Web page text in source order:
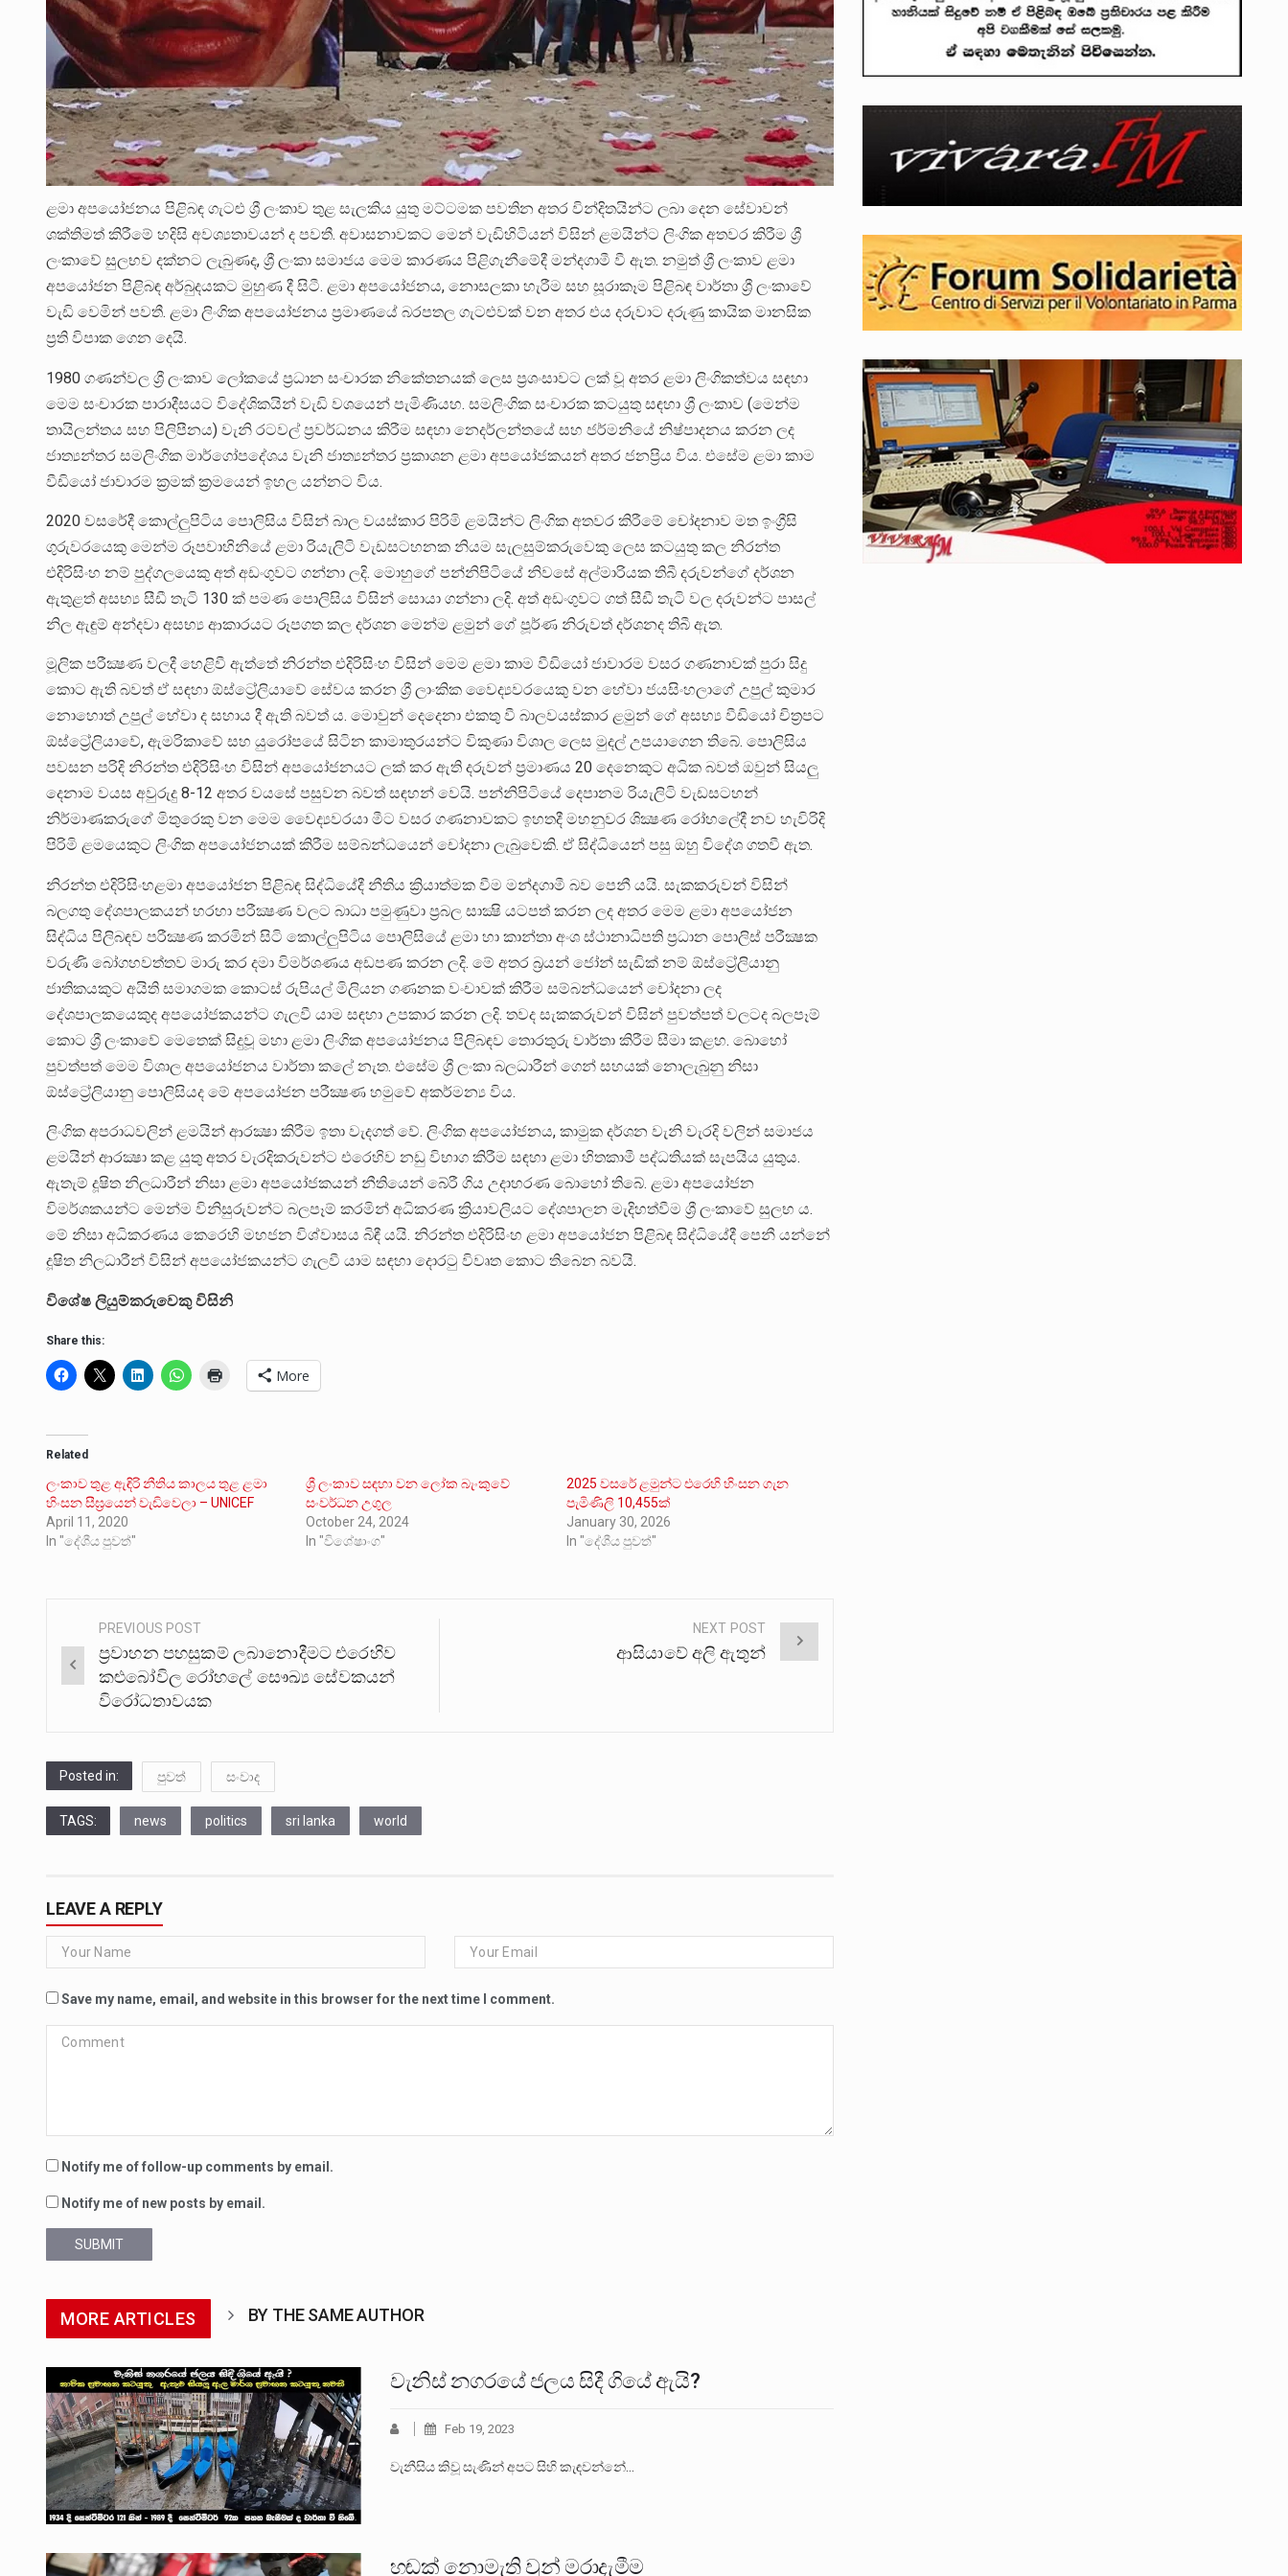
ළමා අපයෝජනය පිළිබඳ ගැටළු ශ්‍රී ලංකාව තුළ සැලකිය යුතු මට්ටමක පවතින අතර වින්දිතයින්ට ලබා දෙන සේවාවන්
ශක්තිමත් කිරීමේ හදිසි අවශ්‍යතාවයන් ද පවතී. අවාසනාවකට මෙන් වැඩිහිටියන් විසින් ළමයින්ට ලිංගික අතවර කිරීම ශ්‍රී
ලංකාවේ සුලභව දක්නට ලැබුණද, ශ්‍රී ලංකා සමාජය මෙම කාරණය පිළිගැනීමේදී මන්දගාමී වී ඇත. නමුත් ශ්‍රී ලංකාව ළමා
අපයෝජන පිළිබඳ අර්බුදයකට මුහුණ දී සිටී. ළමා අපයෝජනය, නොසලකා හැරීම සහ සූරාකෑම පිළිබඳ වාර්තා ශ්‍රී ලංකාවේ
වැඩි වෙමින් පවතී. ළමා ලිංගික අපයෝජනය ප්‍රමාණයේ බරපතල ගැටළුවක් වන අතර එය දරුවාට දරුණු කායික මානසික
ප්‍රති විපාක ගෙන දෙයි.
1980 ගණන්වල ශ්‍රී ලංකාව ලෝකයේ ප්‍රධාන සංචාරක නිකේතනයක් ලෙස ප්‍රශංසාවට ලක් වූ අතර ළමා ලිංගිකත්වය සඳහා
මෙම සංචාරක පාරාදීසයට විදේශිකයින් වැඩි වශයෙන් පැමිණියහ. සමලිංගික සංචාරක කටයුතු සඳහා ශ්‍රී ලංකාව (මෙන්ම
තායිලන්තය සහ පිලිපීනය) වැනි රටවල් ප්‍රවර්ධනය කිරීම සඳහා නෙදර්ලන්තයේ සහ ජර්මනියේ නිෂ්පාදනය කරන ලද
ජාත්‍යන්තර සමලිංගික මාර්ගෝපදේශය වැනි ජාත්‍යන්තර ප්‍රකාශන ළමා අපයෝජකයන් අතර ජනප්‍රිය විය. එසේම ළමා කාම
වීඩියෝ ජාවාරම ක්‍රමක් ක්‍රමයෙන් ඉහල යන්නට විය.
2020 වසරේදී කොල්ලුපිටිය පොලිසිය විසින් බාල වයස්කාර පිරිමි ළමයින්ට ලිංගික අතවර කිරීමේ චෝදනාව මත ඉංග්‍රීසි
ගුරුවරයෙකු මෙන්ම රූපවාහිනියේ ළමා රියැලිටි වැඩසටහනක නියම සැලසුම්කරුවෙකු ලෙස කටයුතු කල නිරන්ත
එදිරිසිංහ නම් පුද්ගලයෙකු අත් අඩංගුවට ගන්නා ලදි. මොහුගේ පන්නිපිටියේ නිවසේ අල්මාරියක තිබී දරුවන්ගේ දර්ශන
ඇතුළත් අසභ්‍ය සීඩී තැටි 130 ක් පමණ පොලිසිය විසින් සොයා ගන්නා ලදි. අත් අඩංගුවට ගත් සීඩී තැටි වල දරුවන්ට පාසල්
නිල ඇඳුම් අන්දවා අසභ්‍ය ආකාරයට රූපගත කල දර්ශන මෙන්ම ළමුන් ගේ පූර්ණ නිරුවත් දර්ශනද තිබී ඇත.
මූලික පරීක්‍ෂණ වලදී හෙළිවී ඇත්තේ නිරන්ත එදිරිසිංහ විසින් මෙම ළමා කාම වීඩියෝ ජාවාරම වසර ගණනාවක් පුරා සිදු
කොට ඇති බවත් ඒ සඳහා ඕස්ට්‍රේලියාවේ සේවය කරන ශ්‍රී ලාංකික වෛද්‍යවරයෙකු වන හේවා ජයසිංහලාගේ උපුල් කුමාර
නොහොත් උපුල් හේවා ද සහාය දී ඇති බවත් ය. මොවුන් දෙදෙනා එකතු වී බාලවයස්කාර ළමුන් ගේ අසභ්‍ය වීඩියෝ චිත්‍රපට
ඕස්ට්‍රේලියාවේ, ඇමරිකාවේ සහ යුරෝපයේ සිටින කාමාතුරයන්ට විකුණා විශාල ලෙස මුදල් උපයාගෙන තිබේ. පොලිසිය
පවසන පරිදි නිරන්ත එදිරිසිංහ විසින් අපයෝජනයට ලක් කර ඇති දරුවන් ප්‍රමාණය 20 දෙනෙකුට අධික බවත් ඔවුන් සියලු
දෙනාම වයස අවුරුදු 8-12 අතර වයසේ පසුවන බවත් සඳහන් වෙයි. පන්නිපිටියේ දෙපානම රියැලිටි වැඩසටහන්
නිර්මාණකරුගේ මිතුරෙකු වන මෙම වෛද්‍යවරයා මීට වසර ගණනාවකට ඉහතදී මහනුවර ශික්‍ෂණ රෝහලේදී නව හැවිරිදි
පිරිමි ළමයෙකුට ලිංගික අපයෝජනයක් කිරීම සම්බන්ධයෙන් චෝදනා ලැබුවෙකි. ඒ සිද්ධියෙන් පසු ඔහු විදේශ ගතවී ඇත.
නිරන්ත එදිරිසිංහළමා අපයෝජන පිළිබඳ සිද්ධියේදී නීතිය ක්‍රියාත්මක වීම මන්දගාමී බව පෙනී යයි. සැකකරුවන් විසින්
බලගතු දේශපාලකයන් හරහා පරීක්‍ෂණ වලට බාධා පමුණුවා ප්‍රබල සාක්‍ෂි යටපත් කරන ලද අතර මෙම ළමා අපයෝජන
සිද්ධිය පිලිබඳව පරීක්‍ෂණ කරමින් සිටි කොල්ලුපිටිය පොලිසියේ ළමා හා කාන්තා අංශ ස්ථානාධිපති ප්‍රධාන පොලිස් පරීක්‍ෂක
වරුණි බෝගහවත්තව මාරු කර දමා විමර්ශණය අඩපණ කරන ලදි. මේ අතර බ්‍රයන් ජෝන් සැඩික් නම් ඕස්ට්‍රේලියානු
ජාතිකයකුට අයිති සමාගමක කොටස් රුපියල් මිලියන ගණනක වංචාවක් කිරීම සම්බන්ධයෙන් චෝදනා ලද
දේශපාලකයෙකුද අපයෝජකයන්ට ගැලවී යාම සඳහා උපකාර කරන ලදි. තවද සැකකරුවන් විසින් පුවත්පත් වලටද බලපෑම්
කොට ශ්‍රී ලංකාවේ මෙතෙක් සිදුවූ මහා ළමා ලිංගික අපයෝජනය පිලිබඳව තොරතුරු වාර්තා කිරීම සීමා කළහ. බොහෝ
පුවත්පත් මෙම විශාල අපයෝජනය වාර්තා කලේ නැත. එසේම ශ්‍රී ලංකා බලධාරීන් ගෙන් සහයක් නොලැබුනු නිසා
ඕස්ට්‍රේලියානු පොලිසියද මේ අපයෝජන පරීක්‍ෂණ හමුවේ අකර්මන්‍ය විය.
ලිංගික අපරාධවලින් ළමයින් ආරක්‍ෂා කිරීම ඉතා වැදගත් වේ. ලිංගික අපයෝජනය, කාමුක දර්ශන වැනි වැරදි වලින් සමාජය
ළමයින් ආරක්‍ෂා කළ යුතු අතර වැරදිකරුවන්ට එරෙහිව නඩු විභාග කිරීම සඳහා ළමා හිතකාමී පද්ධතියක් සැපයිය යුතුය.
ඇතැම් දූෂිත නිලධාරීන් නිසා ළමා අපයෝජකයන් නීතියෙන් බේරී ගිය උදාහරණ බොහෝ තිබේ. ළමා අපයෝජන
විමර්ශකයන්ට මෙන්ම විනිසුරුවන්ට බලපෑම් කරමින් අධිකරණ ක්‍රියාවලියට දේශපාලන මැදිහත්වීම ශ්‍රී ලංකාවේ සුලභ ය.
මේ නිසා අධිකරණය කෙරෙහි මහජන විශ්වාසය බිඳී යයි. නිරන්ත එදිරිසිංහ ළමා අපයෝජන පිළිබඳ සිද්ධියේදී පෙනී යන්නේ
දූෂිත නිලධාරීන් විසින් අපයෝජකයන්ට ගැලවී යාම සඳහා දොරටු විවෘත කොට තිබෙන බවයි.
විශේෂ ලියුම්කරුවෙකු විසිනි
Share this:
More
Related
ලංකාව තුළ ඇඳිරි නීතිය කාලය තුළ ළමා
හිංසන සීඝ්‍රයෙන් වැඩිවෙලා – UNICEF
April 11, 2020
In "දේශීය පුවත්"
ශ්‍රී ලංකාව සඳහා වන ලෝක බැංකුවේ
සංවර්ධන උගුල
October 24, 2024
In "විශේෂාංග"
2025 වසරේ ළමුන්ට එරෙහි හිංසන ගැන
පැමිණිලි 10,455ක්
January 30, 2026
In "දේශීය පුවත්"
Post
navigation
PREVIOUS POST
ප්‍රවාහන පහසුකම් ලබානොදීමට එරෙහිව
කළුබෝවිල රෝහලේ සෞඛ්‍ය සේවකයන්
විරෝධතාවයක
NEXT POST
ආසියාවේ අලි ඇතුන්
Posted in: පුවත් සංවාද
TAGS: news politics sri lanka world
LEAVE A REPLY
Save my name, email, and website in this browser for the next time I comment.
Notify me of follow-up comments by email.
Notify me of new posts by email.
SUBMIT
MORE ARTICLES BY THE SAME AUTHOR
වැනිස් නගරයේ ජලය සිදී ගියේ ඇයි?
Feb 19, 2023
වැනීසිය කිවූ සැණින් අපට සිහි කැඳවන්නේ…
හඬක් නොමැති වුන් මරාදැමීම